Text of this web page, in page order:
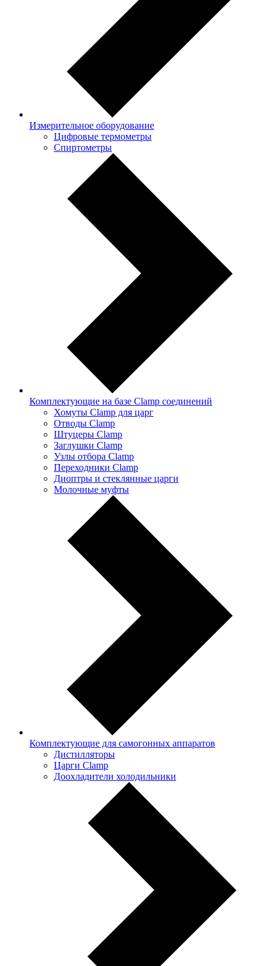
Измерительное оборудование
Цифровые термометры
Спиртометры
Комплектующие на базе Clamp соединений
Хомуты Clamp для царг
Отводы Clamp
Штуцеры Clamp
Заглушки Clamp
Узлы отбора Clamp
Переходники Clamp
Диоптры и стеклянные царги
Молочные муфты
Комплектующие для самогонных аппаратов
Дистилляторы
Царги Clamp
Доохладители холодильники